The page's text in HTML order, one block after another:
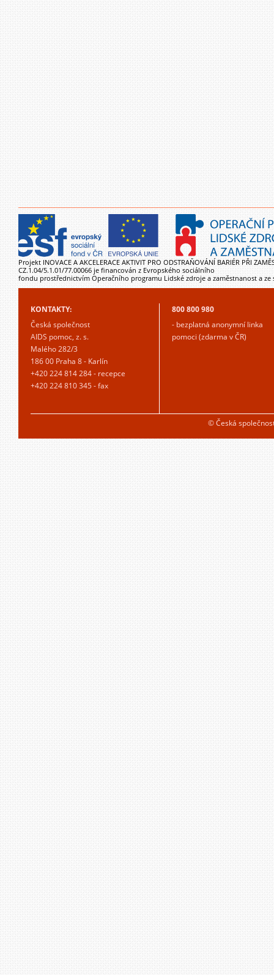
Projekt INOVACE A AKCELERACE AKTIVIT PRO ODSTRAŇOVÁNÍ BARIÉR PŘI
CZ.1.04/5.1.01/77.00066 je financován z Evropského sociálního
fondu prostřednictvím Operačního programu Lidské zdroje a zaměstnanost a ze
KONTAKTY:
Česká společnost
AIDS pomoc, z. s.
Malého 282/3
186 00 Praha 8 - Karlín
+420 224 814 284 - recepce
+420 224 810 345 - fax
800 800 980
- bezplatná anonymní linka
pomoci (zdarma v ČR)
© Česká